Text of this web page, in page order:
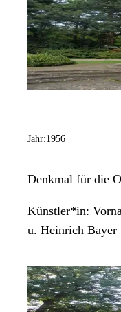
Jahr:1956
Denkmal für die
Künstler*in:
u. Heinrich Bayer